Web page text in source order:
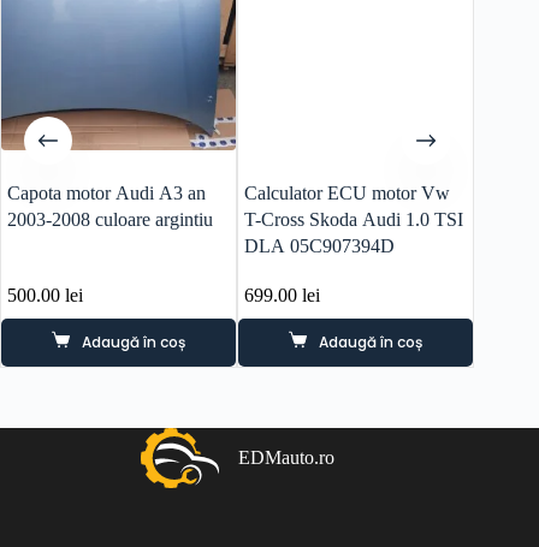
Capota motor Audi A3 an
2003-2008 culoare argintiu
500.00 lei
Adaugă în coș
Calculator ECU motor Vw
T-Cross Skoda Audi 1.0 TSI
DLA 05C907394D
699.00lei
Adaugă în coș
EDMauto.ro